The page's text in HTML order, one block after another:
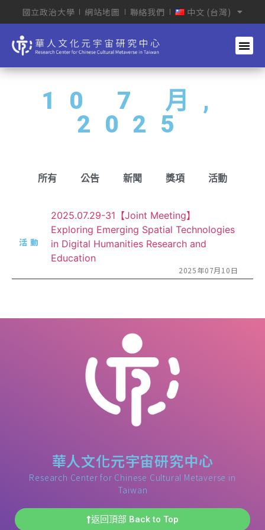
國立政治大學 網站地圖 聯絡我們 中文 (台灣)
10 7 月,
2025
所有 公告 新聞 獎項 活動
活動
2025.07.29-31【Joint Meeting】
Exploring Emerging Spatial Technologies
in Digital Humanities Research and
Education
2025年07月10日
華人文化元宇宙研究中心
Research Center for Chinese Cultural Metaverse in
Taiwan
返回頂部 Back to Top